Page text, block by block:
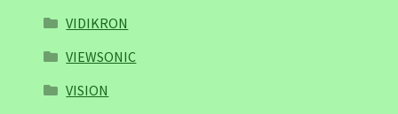
VIDIKRON
VIEWSONIC
VISION